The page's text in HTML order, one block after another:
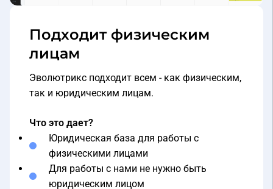
лицам
Эволютрикс подходит всем - как физическим,
так и юридическим лицам.
Юридическая база для работы с
физическими лицами
Для работы с нами не нужно быть
юридическим лицом